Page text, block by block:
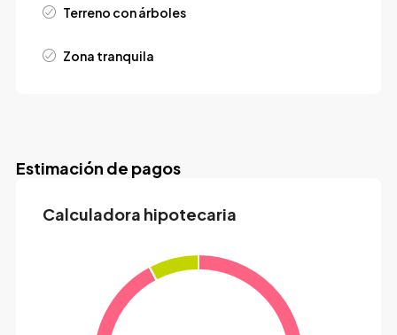
Terreno con árboles
Zona tranquila
Estimación de pagos
Calculadora hipotecaria